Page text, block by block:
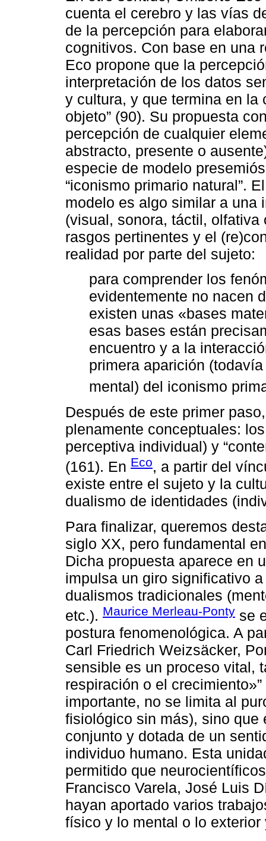
cuenta el cerebro y las vías
de la percepción para
cognitivos. Con base en una
Eco propone que la
interpretación de los datos
y cultura, y que termina en la
objeto” (90). Su propuesta
percepción de cualquier
abstracto, presente o
especie de modelo
“iconismo primario natural”.
modelo es algo similar a una
(visual, sonora, táctil,
rasgos pertinentes y el
realidad por parte del sujeto:
para comprender los
evidentemente no nacen
existen unas «bases
esas bases están
encuentro y a la
primera aparición
mental) del iconismo
Después de este primer
plenamente conceptuales:
perceptiva individual) y
(161). En Eco, a partir del
existe entre el sujeto y la
dualismo de identidades
Para finalizar, queremos
siglo XX, pero fundamental
Dicha propuesta aparece en
impulsa un giro significativo
dualismos tradicionales
etc.). Maurice Merleau-Ponty se
postura fenomenológica. A
Carl Friedrich Weizsäcker,
sensible es un proceso vital,
respiración o el
importante, no se limita al
fisiológico sin más), sino que
conjunto y dotada de un
individuo humano. Esta
permitido que
Francisco Varela, José Luis
hayan aportado varios
físico y lo mental o lo